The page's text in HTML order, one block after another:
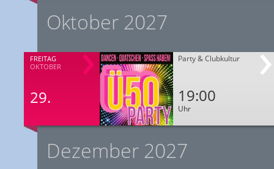
Oktober 2027
FREITAG
OKTOBER
29.
Party & Clubkultur
19:00
Uhr
Dezember 2027